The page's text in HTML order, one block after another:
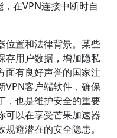
在VPN连接中断时自
位置和法律背景。某些
存用户数据，增加隐私
面有良好声誉的国家注
VPN客户端软件，确保
，也是维护安全的重要
可以在享受芒果加速器
避潜在的安全隐患。